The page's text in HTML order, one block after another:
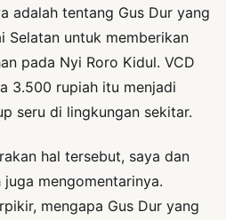
adalah tentang Gus Dur yang
Selatan untuk memberikan
pada Nyi Roro Kidul. VCD
3.500 rupiah itu menjadi
seru di lingkungan sekitar.
hal tersebut, saya dan
mengomentarinya.
mengapa Gus Dur yang